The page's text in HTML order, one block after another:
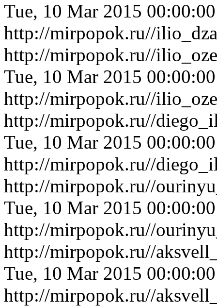
Tue, 10 Mar 2015
http://mirpopok.ru//
http://mirpopok.ru//
Tue, 10 Mar 2015
http://mirpopok.ru//
http://mirpopok.ru//
Tue, 10 Mar 2015
http://mirpopok.ru//
http://mirpopok.ru//
Tue, 10 Mar 2015
http://mirpopok.ru//
http://mirpopok.ru//
Tue, 10 Mar 2015
http://mirpopok.ru//